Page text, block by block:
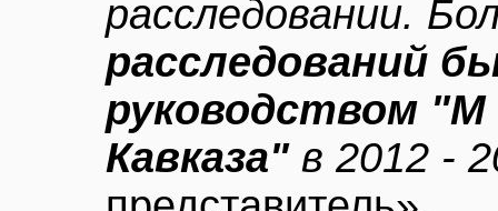
расследовании.
расследований
руководством "М
Кавказа"в 2012 -